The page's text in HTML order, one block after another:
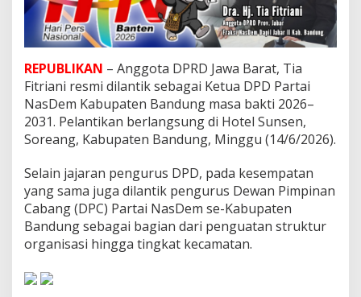
m
i
P
i
m
p
i
n
N
a
D
e
m
K
a
b
REPUBLIKAN – Anggota DPRD Jawa Barat, Tia
Fitriani resmi dilantik sebagai Ketua DPD Partai
NasDem Kabupaten Bandung masa bakti 2026–
2031. Pelantikan berlangsung di Hotel Sunsen,
Soreang, Kabupaten Bandung, Minggu (14/6/2026).
Selain jajaran pengurus DPD, pada kesempatan
yang sama juga dilantik pengurus Dewan Pimpinan
Cabang (DPC) Partai NasDem se-Kabupaten
Bandung sebagai bagian dari penguatan struktur
organisasi hingga tingkat kecamatan.